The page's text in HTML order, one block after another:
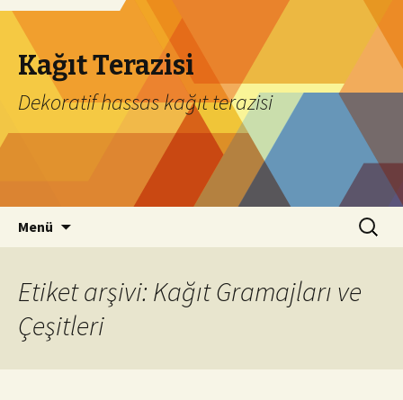
Kağıt Terazisi
Dekoratif hassas kağıt terazisi
Menü Arama:
Etiket arşivi: Kağıt Gramajları ve
Çeşitleri